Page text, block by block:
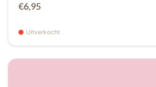
€6,95
Uitverkocht